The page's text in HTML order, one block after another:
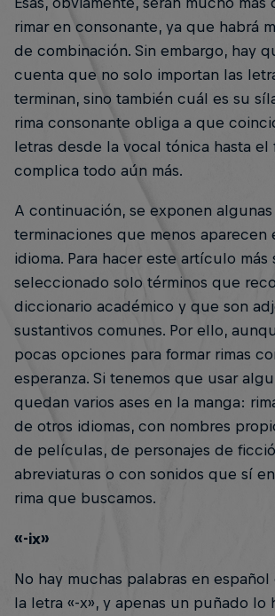
rimar en consonante, ya que habrá
de combinación. Sin embargo, hay
cuenta que no solo importan las
terminan, sino también cuál es su
rima consonante obliga a que
letras desde la vocal tónica hasta el
complica todo aún más.
A continuación, se exponen
terminaciones que menos aparecen
idioma. Para hacer este artículo más
seleccionado solo términos que
diccionario académico y que son
sustantivos comunes. Por ello,
pocas opciones para formar rimas
esperanza. Si tenemos que usar
quedan varios ases en la manga:
de otros idiomas, con nombres
de películas, de personajes de
abreviaturas o con sonidos que sí
rima que buscamos.
«-ix»
No hay muchas palabras en
la letra «-x», y apenas un puñado lo